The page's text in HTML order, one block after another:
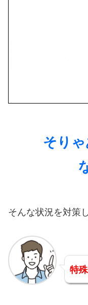
そり
そんな状況を対策
特